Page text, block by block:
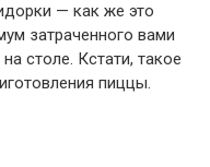
— как же это
затраченного вами
столе. Кстати, такое
пиццы.